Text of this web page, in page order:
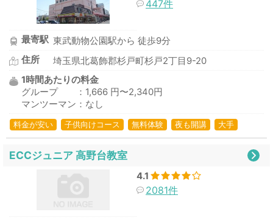
447件
最寄駅 東武動物公園駅から 徒歩9分
住所
埼玉県北葛飾郡杉戸町杉戸2丁目9-20
1時間あたりの料金
グループ ：1,666 円〜2,340円
マンツーマン：なし
料金が安い 子供向けコース 無料体験 夜も開講 大手
ECCジュニア 高野台教室
4.1
2081件